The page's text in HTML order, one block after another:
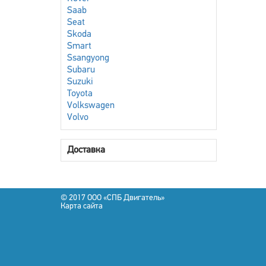
Saab
Seat
Skoda
Smart
Ssangyong
Subaru
Suzuki
Toyota
Volkswagen
Volvo
Доставка
© 2017 OOO «СПБ Двигатель»
Карта сайта